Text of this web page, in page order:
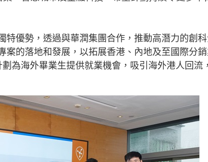
特優勢，透過與華潤集團合作，推動高潛力的創
案的落地和發展，以拓展香港、內地及至國際分
為海外畢業生提供就業機會，吸引海外港人回流，